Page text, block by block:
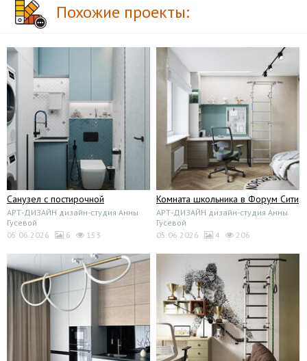
Похожие проекты:
Санузел с постирочной
АРТ-ДИЗАЙН дизайн-студия Анны
Гусевой
05.06.2026
6 153
Комната школьника в Форум Сити
АРТ-ДИЗАЙН дизайн-студия Анны
Гусевой
05.06.2026
4 206